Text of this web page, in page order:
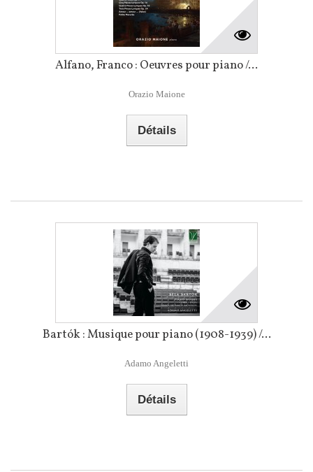
Alfano, Franco : Oeuvres pour piano /...
Orazio Maione
Détails
Bartók : Musique pour piano (1908-1939) /...
Adamo Angeletti
Détails